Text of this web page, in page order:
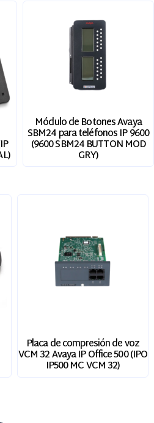
Módulo de Botones Avaya
SBM24 para teléfonos IP 9600
(9600 SBM24 BUTTON MOD
GRY)
Placa de compresión de voz
VCM 32 Avaya IP Office 500 (IPO
IP500 MC VCM 32)